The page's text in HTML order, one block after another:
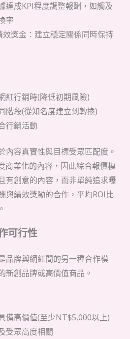
達成KPI程度調整報酬，如觸及
率
獎金：建立穩定關係同時保持
紅行銷時(降低初期風險)
階段(從知名度建立到轉換)
行銷活動
內容真實性與目標受眾匹配度。
商業化的內容，因此綜合報價模
有創意的內容，而非單純追求曝
與績效獎勵的合作，平均ROI比
可行性
品牌與網紅間的另一種合作模
新創品牌或高價值商品。
備高價值(至少NT$5,000以上)
受眾高度相關